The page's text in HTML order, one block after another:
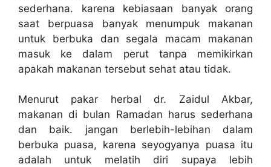
sederhana. karena kebiasaan banyak orang
saat berpuasa banyak menumpuk makanan
untuk berbuka dan segala macam makanan
masuk ke dalam perut tanpa memikirkan
apakah makanan tersebut sehat atau tidak.
Menurut pakar herbal dr. Zaidul Akbar,
makanan di bulan Ramadan harus sederhana
dan baik. jangan berlebih-lebihan dalam
berbuka puasa, karena seyogyanya puasa itu
adalah untuk melatih diri supaya lebih